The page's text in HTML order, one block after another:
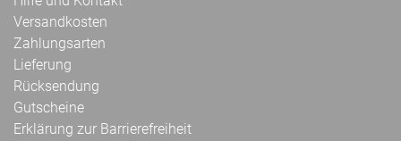
Versandkosten
Zahlungsarten
Lieferung
Rücksendung
Gutscheine
Erklärung zur Barrierefreiheit